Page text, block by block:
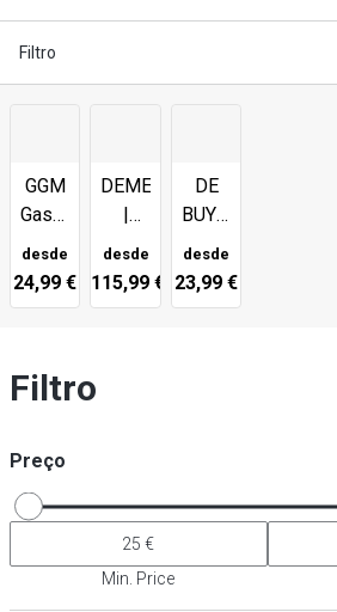
Filtro
GGM
Gastro
Panelas
de
desde
24,99 €
DEMEYERE
|
Panelas
para
saltear
desde
115,99 €
DE
BUYER
frigideiras
para
desde
23,99 €
Filtro
Preço
Min. Price